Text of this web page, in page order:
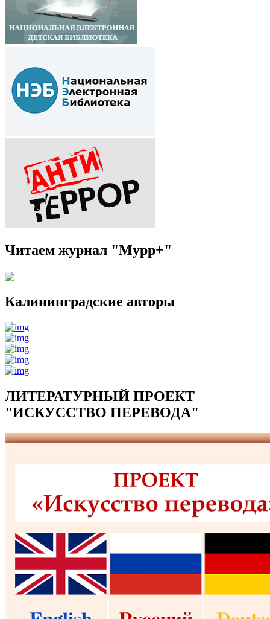
Читаем журнал "Мурр+"
Калининградские авторы
ЛИТЕРАТУРНЫЙ ПРОЕКТ
"ИСКУССТВО ПЕРЕВОДА"